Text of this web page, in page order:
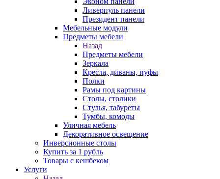
Ливерпуль панели
Президент панели
Мебельные модули
Предметы мебели
Назад
Предметы мебели
Зеркала
Кресла, диваны, пуфы
Полки
Рамы под картины
Столы, столики
Стулья, табуреты
Тумбы, комоды
Уличная мебель
Декоративное освещение
Инверсионные столы
Купить за 1 рубль
Товары с кешбеком
Услуги